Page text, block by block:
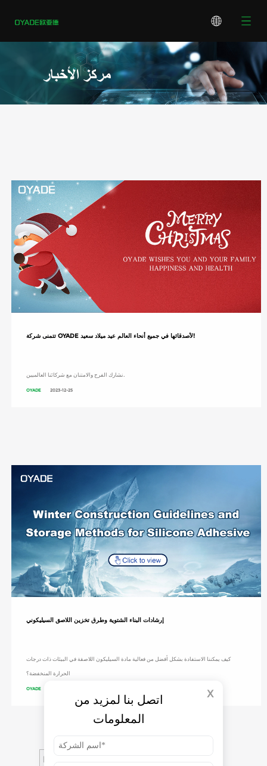
اتصل بنا لمزيد من
المعلومات
X
تتمنى شركة OYADE لأصدقائها في جميع أنحاء العالم عيد ميلاد سعيد!
OYADE 2023-12-25
إرشادات البناء الشتوية وطرق تخزين اللاصق السيليكوني
كيف يمكننا الاستفادة بشكل أفضل من فعالية مادة السيليكون اللاصقة في البيئات ذات درجات
الحرارة المنخفضة؟
OYADE
Home